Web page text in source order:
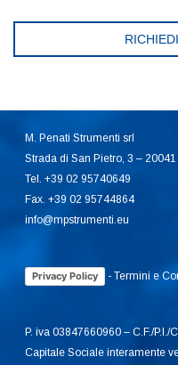
M. Penati Strumenti srl
Strada di San Pietro, 3 –
Tel. +39 02 95740649
Fax. +39 02 95744864
info@mpstrumenti.eu
Privacy Policy -Termini e
P. iva 03847660960 – C.F./
Capitale Sociale interamente